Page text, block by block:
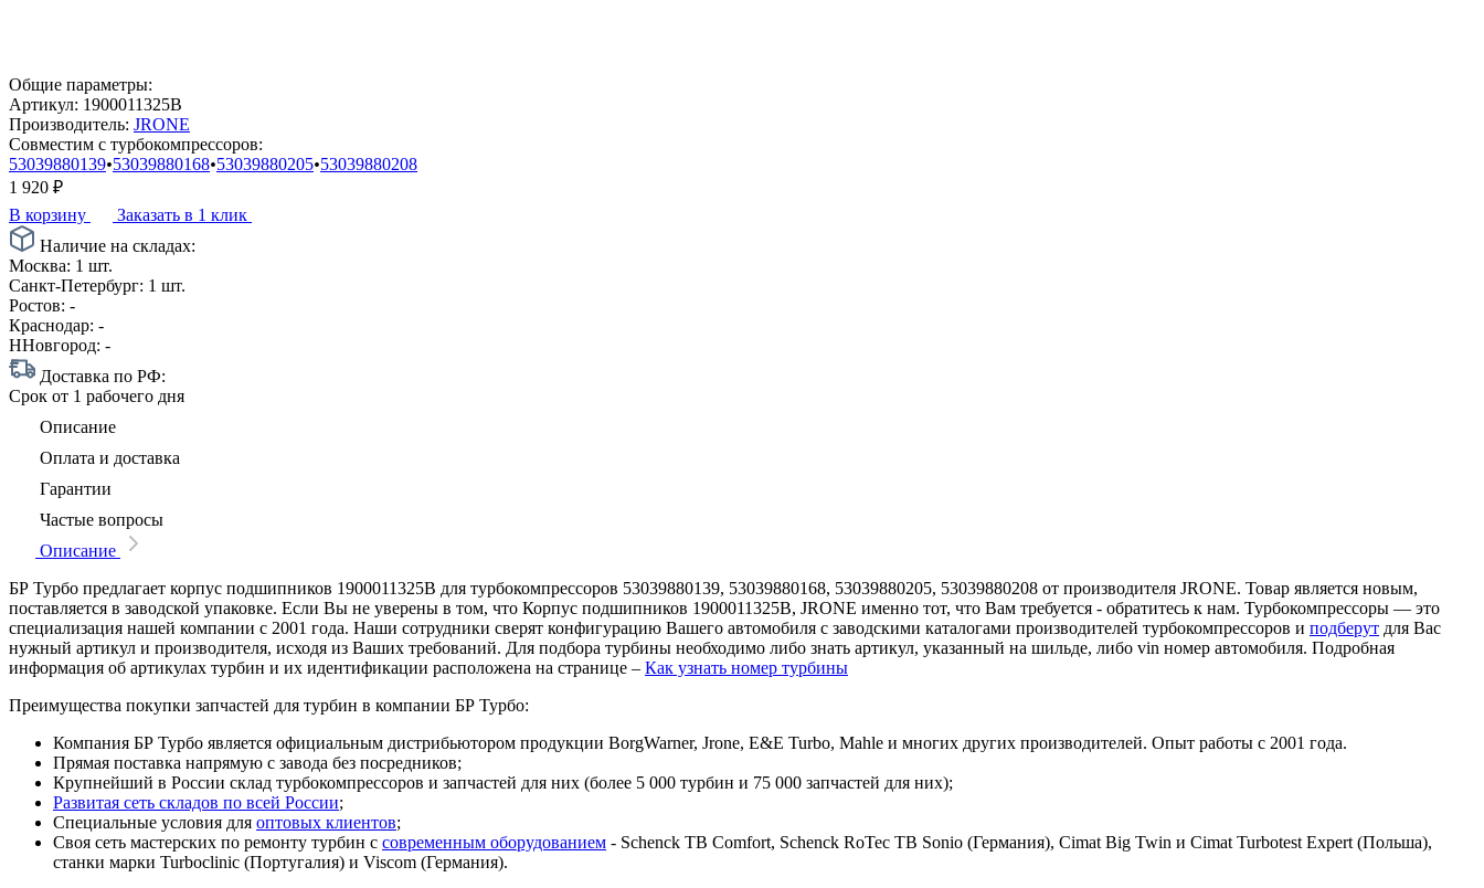
Общие параметры:
Артикул: 1900011325B
Производитель: JRONE
Совместим с турбокомпрессоров:
53039880139•53039880168•53039880205•53039880208
1 920 ₽
В корзину
Заказать в 1 клик
Наличие на складах:
Москва: 1 шт.
Санкт-Петербург: 1 шт.
Ростов: -
Краснодар: -
ННовгород: -
Доставка по РФ:
Срок от 1 рабочего дня
Описание
Оплата и доставка
Гарантии
Частые вопросы
Описание
БР Турбо предлагает корпус подшипников 1900011325B для турбокомпрессоров 53039880139, 53039880168, 53039880205, 53039880208 от производителя JRONE. Товар является новым,
поставляется в заводской упаковке. Если Вы не уверены в том, что Корпус подшипников 1900011325B, JRONE именно тот, что Вам требуется - обратитесь к нам. Турбокомпрессоры — это
специализация нашей компании с 2001 года. Наши сотрудники сверят конфигурацию Вашего автомобиля с заводскими каталогами производителей турбокомпрессоров и подберут для Вас
нужный артикул и производителя, исходя из Ваших требований. Для подбора турбины необходимо либо знать артикул, указанный на шильде, либо vin номер автомобиля. Подробная
информация об артикулах турбин и их идентификации расположена на странице – Как узнать номер турбины
Преимущества покупки запчастей для турбин в компании БР Турбо:
Компания БР Турбо является официальным дистрибьютором продукции BorgWarner, Jrone, E&E Turbo, Mahle и многих других производителей. Опыт работы с 2001 года.
Прямая поставка напрямую с завода без посредников;
Крупнейший в России склад турбокомпрессоров и запчастей для них (более 5 000 турбин и 75 000 запчастей для них);
Развитая сеть складов по всей России;
Специальные условия для оптовых клиентов;
Своя сеть мастерских по ремонту турбин с современным оборудованием - Schenck TB Comfort, Schenck RoTec TB Sonio (Германия), Cimat Big Twin и Cimat Turbotest Expert (Польша),
станки марки Turboclinic (Португалия) и Viscom (Германия).